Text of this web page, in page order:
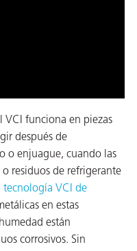
VCI funciona en piezas
después de
o enjuague, cuando las
residuos de refrigerante
tecnología VCI de
en estas
están
corrosivos. Sin